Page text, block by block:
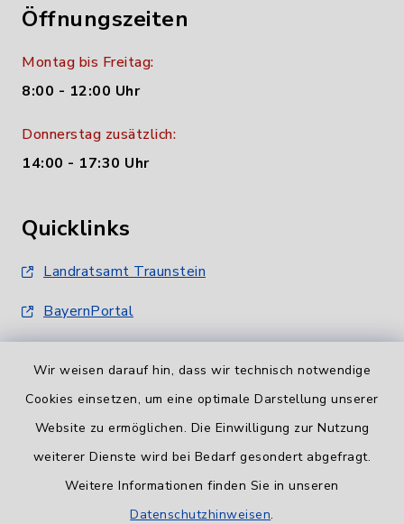
Wir weisen darauf hin, dass wir technisch notwendige
Cookies einsetzen, um eine optimale Darstellung unserer
Website zu ermöglichen. Die Einwilligung zur Nutzung
weiterer Dienste wird bei Bedarf gesondert abgefragt.
Weitere Informationen finden Sie in unseren
Datenschutzhinweisen.
Öffnungszeiten
Montag bis Freitag:
8:00 - 12:00 Uhr
Donnerstag zusätzlich:
14:00 - 17:30 Uhr
Quicklinks
Landratsamt Traunstein
BayernPortal
Barrierefreiheit